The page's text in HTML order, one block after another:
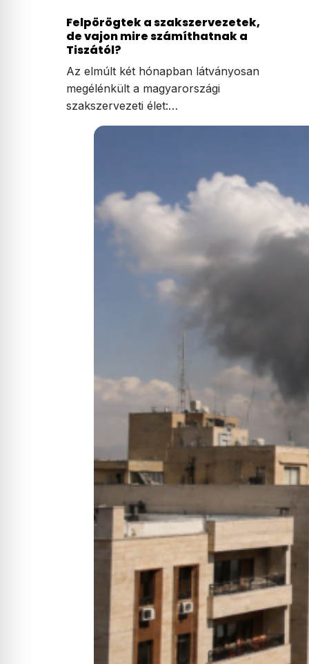
Donald Trump amerikai elnök
csütörtökön újabb rendeleteket írt alá,
amelyekkel…
Felpörögtek a szakszervezetek,
Tiszától?
megélénkült a magyarországi
szakszervezeti élet:…